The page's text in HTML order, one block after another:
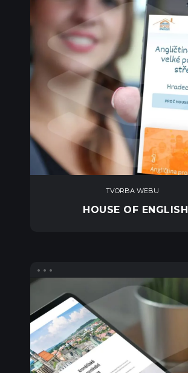
TVORBA WEBU
HOUSE OF ENGLISH